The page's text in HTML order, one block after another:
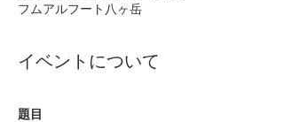
フムアルフート八ヶ岳
イベントについて
題目